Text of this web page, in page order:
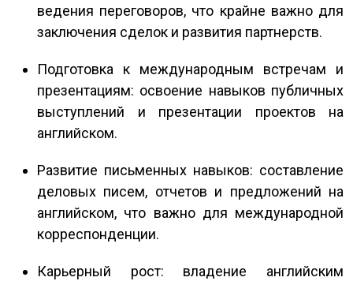
ведения переговоров, что крайне важно для
заключения сделок и развития партнерств.
Подготовка к международным встречам и
презентациям: освоение навыков публичных
выступлений и презентации проектов на
английском.
Развитие письменных навыков: составление
деловых писем, отчетов и предложений на
английском, что важно для международной
корреспонденции.
Карьерный рост: владение английским